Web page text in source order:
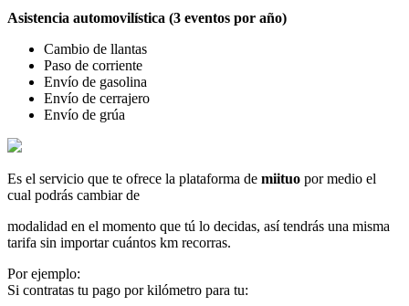
Asistencia automovilística (3 eventos por año)
Cambio de llantas
Paso de corriente
Envío de gasolina
Envío de cerrajero
Envío de grúa
Es el servicio que te ofrece la plataforma de miituo por medio el
cual podrás cambiar de
modalidad en el momento que tú lo decidas, así tendrás una misma
tarifa sin importar cuántos km recorras.
Por ejemplo:
Si contratas tu pago por kilómetro para tu: